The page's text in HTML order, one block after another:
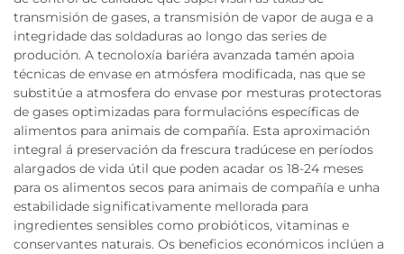
transmisión de gases, a transmisión de vapor de auga e a
integridade das soldaduras ao longo das series de
produción. A tecnoloxía bariéra avanzada tamén apoia
técnicas de envase en atmósfera modificada, nas que se
substitúe a atmosfera do envase por mesturas protectoras
de gases optimizadas para formulacións específicas de
alimentos para animais de compañía. Esta aproximación
integral á preservación da frescura tradúcese en períodos
alargados de vida útil que poden acadar os 18-24 meses
para os alimentos secos para animais de compañía e unha
estabilidade significativamente mellorada para
ingredientes sensibles como probióticos, vitaminas e
conservantes naturais. Os beneficios económicos inclúen a